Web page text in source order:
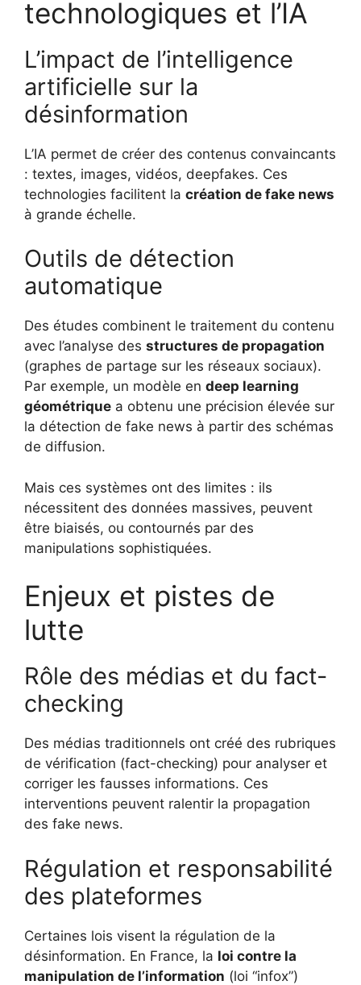
technologiques et l’IA
L’impact de l’intelligence
artificielle sur la
désinformation
L’IA permet de créer des contenus convaincants
: textes, images, vidéos, deepfakes. Ces
technologies facilitent la création de fake news
à grande échelle.
Outils de détection
automatique
Des études combinent le traitement du contenu
avec l’analyse des structures de propagation
(graphes de partage sur les réseaux sociaux).
Par exemple, un modèle en deep learning
géométrique a obtenu une précision élevée sur
la détection de fake news à partir des schémas
de diffusion.
Mais ces systèmes ont des limites : ils
nécessitent des données massives, peuvent
être biaisés, ou contournés par des
manipulations sophistiquées.
Enjeux et pistes de
lutte
Rôle des médias et du fact-
checking
Des médias traditionnels ont créé des rubriques
de vérification (fact-checking) pour analyser et
corriger les fausses informations. Ces
interventions peuvent ralentir la propagation
des fake news.
Régulation et responsabilité
des plateformes
Certaines lois visent la régulation de la
désinformation. En France, la loi contre la
manipulation de l’information (loi “infox”)